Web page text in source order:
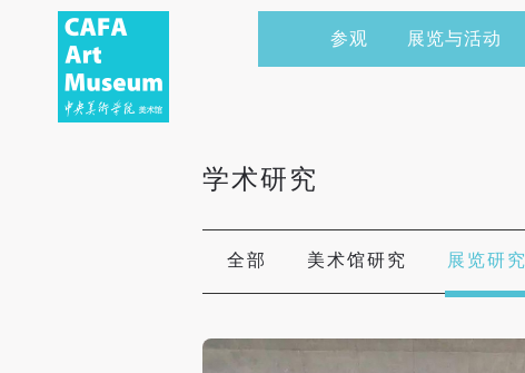
参观 展览与活动
数字美术馆
志愿者
举办活动
学术研究
全部 美术馆研究 展览研究